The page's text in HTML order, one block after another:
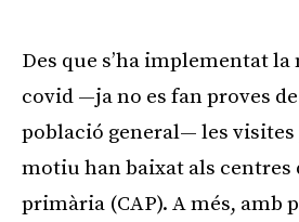
Des que s’ha implementat
covid —ja no es fan proves
població general— les visites
motiu han baixat als centres
primària (CAP). A més, amb